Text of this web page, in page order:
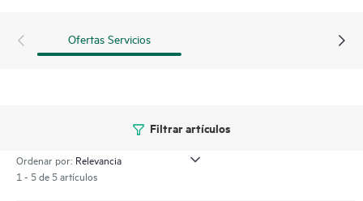
Ofertas Servicios
Filtrar artículos
Ordenar por:
1 - 5 de 5 artículos